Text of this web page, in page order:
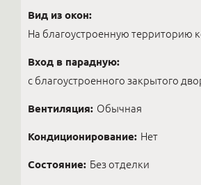
Вид из окон:
На благоустроенную территорию
Вход в парадную:
с благоустроенного закрытого
Вентиляция: Обычная
Кондиционирование: Нет
Состояние: Без отделки